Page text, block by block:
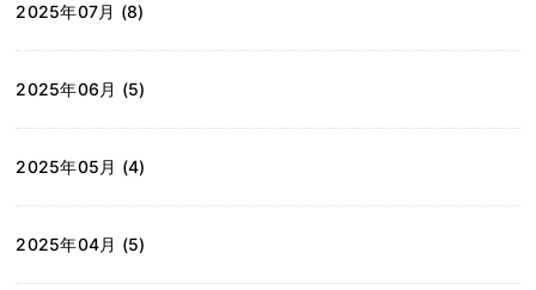
2025年07月 (8)
2025年06月 (5)
2025年05月 (4)
2025年04月 (5)